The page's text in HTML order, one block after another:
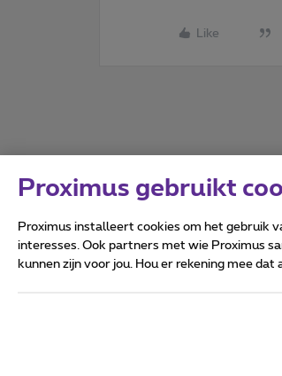
Like
Alle
Proximus gebruikt
Proximus installeert cookies om het gebruik
interesses. Ook partners met wie Proximus
kunnen zijn voor jou. Hou er rekening mee